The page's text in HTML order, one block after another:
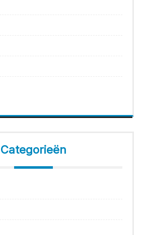
Categorieën